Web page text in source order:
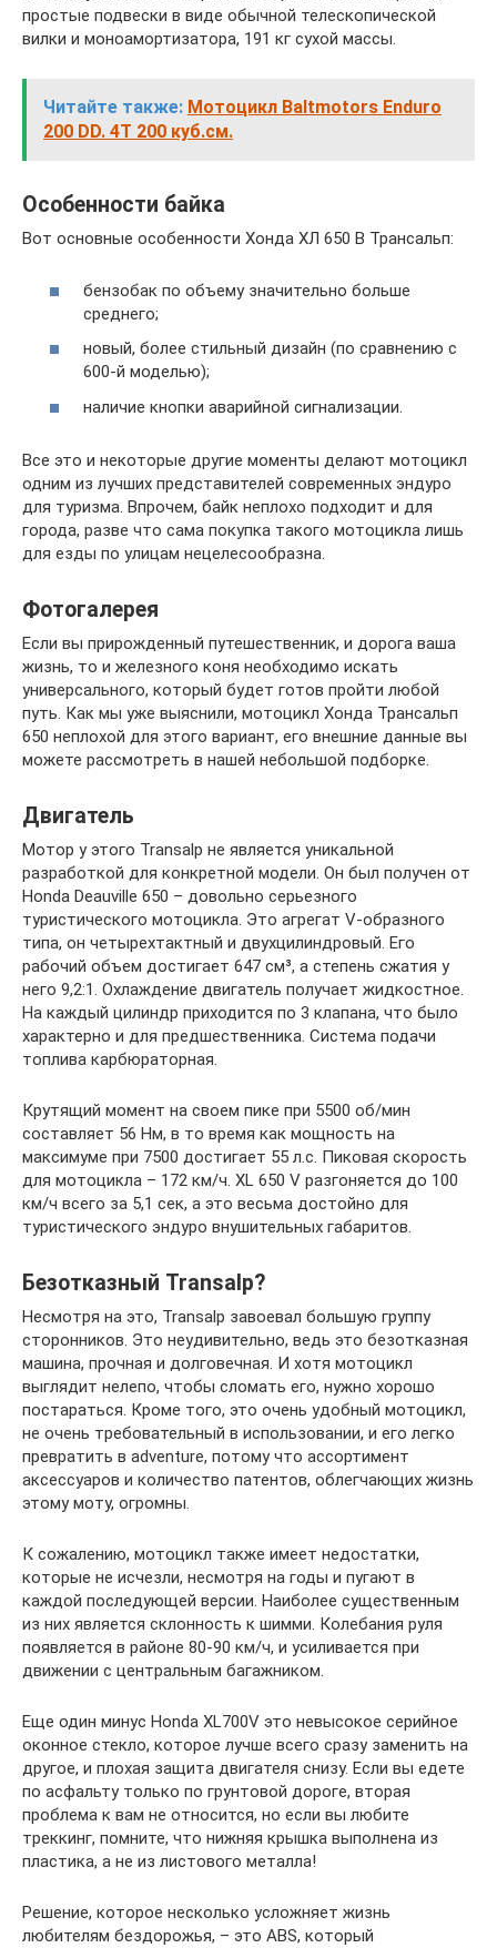
простые подвески в виде обычной телескопической
вилки и моноамортизатора, 191 кг сухой массы.
Читайте также: Мотоцикл Baltmotors Enduro
200 DD. 4Т 200 куб.см.
Особенности байка
Вот основные особенности Хонда ХЛ 650 В Трансальп:
бензобак по объему значительно больше
среднего;
новый, более стильный дизайн (по сравнению с
600-й моделью);
наличие кнопки аварийной сигнализации.
Все это и некоторые другие моменты делают мотоцикл
одним из лучших представителей современных эндуро
для туризма. Впрочем, байк неплохо подходит и для
города, разве что сама покупка такого мотоцикла лишь
для езды по улицам нецелесообразна.
Фотогалерея
Если вы прирожденный путешественник, и дорога ваша
жизнь, то и железного коня необходимо искать
универсального, который будет готов пройти любой
путь. Как мы уже выяснили, мотоцикл Хонда Трансальп
650 неплохой для этого вариант, его внешние данные вы
можете рассмотреть в нашей небольшой подборке.
Двигатель
Мотор у этого Transalp не является уникальной
разработкой для конкретной модели. Он был получен от
Honda Deauville 650 – довольно серьезного
туристического мотоцикла. Это агрегат V-образного
типа, он четырехтактный и двухцилиндровый. Его
рабочий объем достигает 647 см³, а степень сжатия у
него 9,2:1. Охлаждение двигатель получает жидкостное.
На каждый цилиндр приходится по 3 клапана, что было
характерно и для предшественника. Система подачи
топлива карбюраторная.
Крутящий момент на своем пике при 5500 об/мин
составляет 56 Нм, в то время как мощность на
максимуме при 7500 достигает 55 л.с. Пиковая скорость
для мотоцикла – 172 км/ч. XL 650 V разгоняется до 100
км/ч всего за 5,1 сек, а это весьма достойно для
туристического эндуро внушительных габаритов.
Безотказный Transalp?
Несмотря на это, Transalp завоевал большую группу
сторонников. Это неудивительно, ведь это безотказная
машина, прочная и долговечная. И хотя мотоцикл
выглядит нелепо, чтобы сломать его, нужно хорошо
постараться. Кроме того, это очень удобный мотоцикл,
не очень требовательный в использовании, и его легко
превратить в adventure, потому что ассортимент
аксессуаров и количество патентов, облегчающих жизнь
этому моту, огромны.
К сожалению, мотоцикл также имеет недостатки,
которые не исчезли, несмотря на годы и пугают в
каждой последующей версии. Наиболее существенным
из них является склонность к шимми. Колебания руля
появляется в районе 80-90 км/ч, и усиливается при
движении с центральным багажником.
Еще один минус Honda XL700V это невысокое серийное
оконное стекло, которое лучше всего сразу заменить на
другое, и плохая защита двигателя снизу. Если вы едете
по асфальту только по грунтовой дороге, вторая
проблема к вам не относится, но если вы любите
треккинг, помните, что нижняя крышка выполнена из
пластика, а не из листового металла!
Решение, которое несколько усложняет жизнь
любителям бездорожья, – это ABS, который